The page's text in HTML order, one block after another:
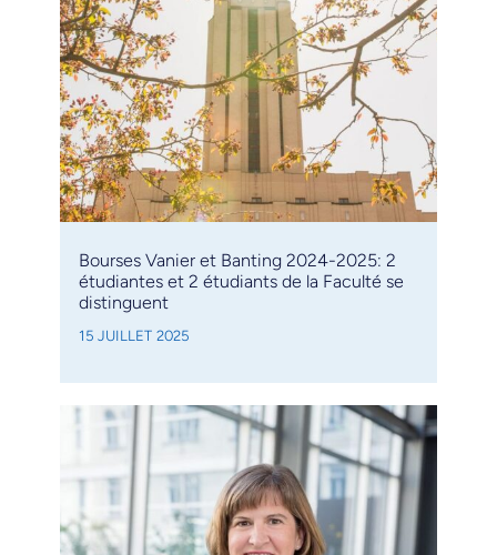
Bourses Vanier et Banting 2024-2025: 2
étudiantes et 2 étudiants de la Faculté se
distinguent
15 JUILLET 2025